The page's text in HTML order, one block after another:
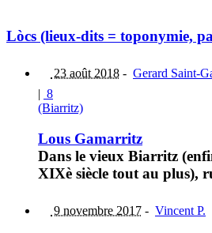
Lòcs (lieux-dits = toponymie,
23 août 2018 - Gerard Saint-
| 8
(Biarritz)
Lous Gamarritz
Dans le vieux Biarritz
XIXè siècle tout au plus),
9 novembre 2017 - Vincent P.